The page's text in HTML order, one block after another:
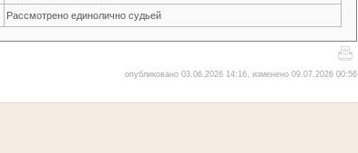
Рассмотрено единолично судьей
опубликовано 03.06.2026 14:16, изменено 09.07.2026 00:56